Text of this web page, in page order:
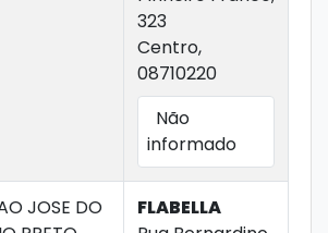
323
Centro,
08710220
Não
informado
JOSE DO
FLABELLA